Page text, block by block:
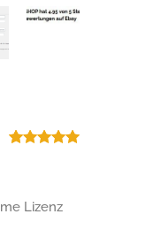
Kundenbewertung
Lizenz